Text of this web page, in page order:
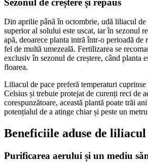
Din aprilie până în octombrie, udă liliacul de
superior al solului este uscat, iar în sezonul
apă, deoarece planta intră într-o perioadă de
fel de multă umezeală. Fertilizarea se
exclusiv în sezonul de creștere, când planta
floarea.
Liliacul de pace preferă temperaturi
Celsius și trebuie protejat de curenți reci de
corespunzătoare, această plantă poate trăi
potențialul de a atinge chiar și peste un
Beneficiile aduse de liliacul
Purificarea aerului și un mediu